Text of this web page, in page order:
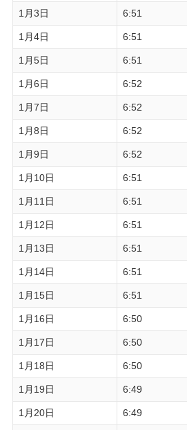
1月3日 6:51
1月4日 6:51
1月5日 6:51
1月6日 6:52
1月7日 6:52
1月8日 6:52
1月9日 6:52
1月10日 6:51
1月11日 6:51
1月12日 6:51
1月13日 6:51
1月14日 6:51
1月15日 6:51
1月16日 6:50
1月17日 6:50
1月18日 6:50
1月19日 6:49
1月20日 6:49